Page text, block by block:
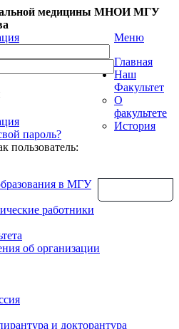
медицины МНОИ МГУ
пароль?
пользователь:
Меню
Главная
Наш
Факультет
О
факультете
История
в МГУ
работники
об организации
и докторантура